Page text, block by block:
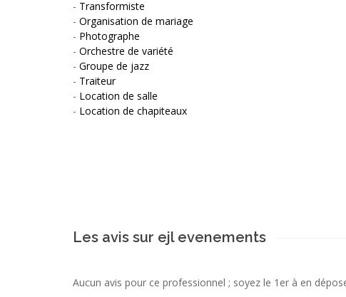
- Transformiste
- Organisation de mariage
- Photographe
- Orchestre de variété
- Groupe de jazz
- Traiteur
- Location de salle
- Location de chapiteaux
Les avis sur ejl evenements
Aucun avis pour ce professionnel ; soyez le 1er à en